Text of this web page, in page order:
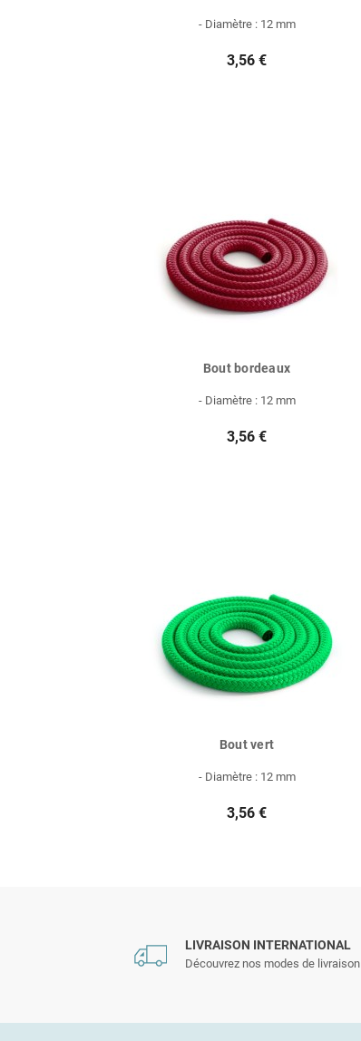
- Diamètre : 12 mm
3,56 €
Bout bordeaux
- Diamètre : 12 mm
3,56 €
Bout vert
- Diamètre : 12 mm
3,56 €
LIVRAISON INTERNATIONAL
Découvrez nos modes de livraison